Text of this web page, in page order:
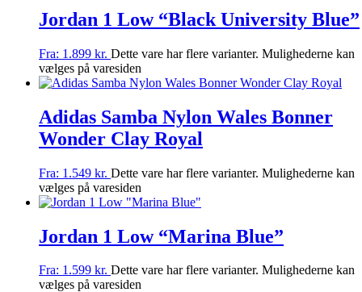
Jordan 1 Low “Black University Blue”
Fra: 1.899 kr. Dette vare har flere varianter. Mulighederne kan
vælges på varesiden
Adidas Samba Nylon Wales Bonner
Wonder Clay Royal
Fra: 1.549 kr. Dette vare har flere varianter. Mulighederne kan
vælges på varesiden
Jordan 1 Low “Marina Blue”
Fra: 1.599 kr. Dette vare har flere varianter. Mulighederne kan
vælges på varesiden